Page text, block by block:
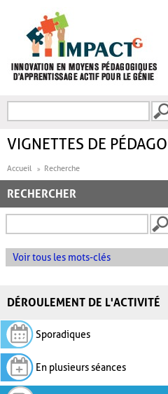
FORMULAIRE DE
VIGNETTES DE
Accueil Recherche
RECHERCHER
Voir tous les mots-clés
DÉROULEMENT DE L'ACTIVITÉ
Sporadiques
En plusieurs séances